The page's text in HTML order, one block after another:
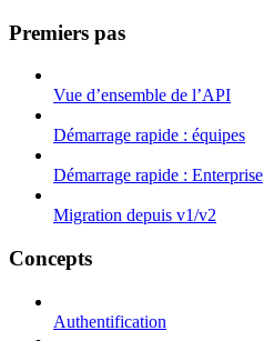
Premiers pas
Vue d’ensemble de l’API
Démarrage rapide : équipes
Démarrage rapide : Enterprise
Migration depuis v1/v2
Concepts
Authentification